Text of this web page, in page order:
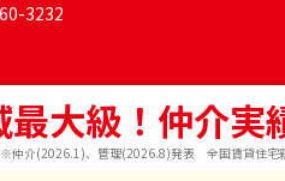
3232
大級！仲介実
※仲介(2026.1)、管理(2026.8)発表 全国賃貸住宅新